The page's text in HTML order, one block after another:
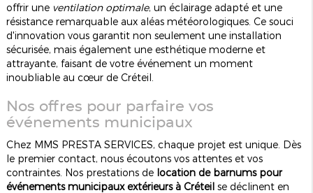
offrir une ventilation optimale, un éclairage adapté et une
résistance remarquable aux aléas météorologiques. Ce souci
d'innovation vous garantit non seulement une installation
sécurisée, mais également une esthétique moderne et
attrayante, faisant de votre événement un moment
inoubliable au cœur de Créteil.
Nos offres pour parfaire vos
événements municipaux
Chez MMS PRESTA SERVICES, chaque projet est unique. Dès
le premier contact, nous écoutons vos attentes et vos
contraintes. Nos prestations de location de barnums pour
événements municipaux extérieurs à Créteilse déclinent en